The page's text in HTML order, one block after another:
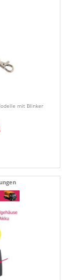
mit Blinker